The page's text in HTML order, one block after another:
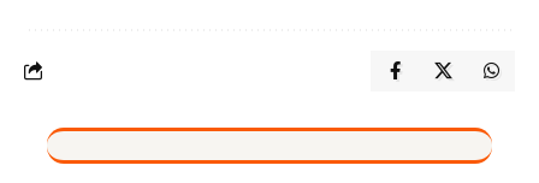
VIVO